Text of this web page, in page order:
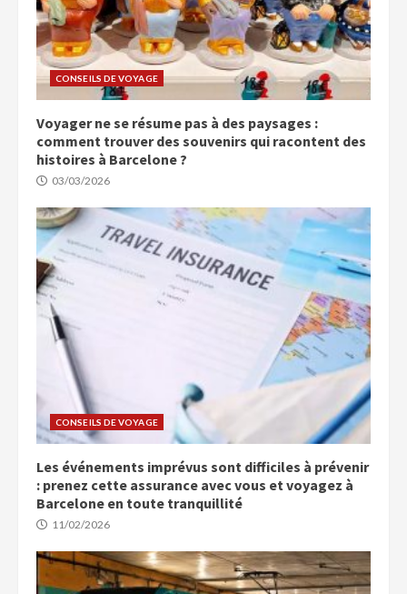
CONSEILS DE VOYAGE
Voyager ne se résume pas à des paysages :
comment trouver des souvenirs qui racontent des
histoires à Barcelone ?
03/03/2026
CONSEILS DE VOYAGE
Les événements imprévus sont difficiles à prévenir
: prenez cette assurance avec vous et voyagez à
Barcelone en toute tranquillité
11/02/2026